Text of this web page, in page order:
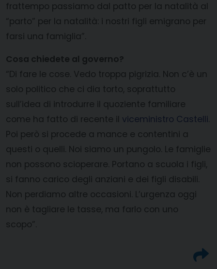
frattempo passiamo dal patto per la natalità al
“parto” per la natalità: i nostri figli emigrano per
farsi una famiglia”.
Cosa chiedete al governo?
“Di fare le cose. Vedo troppa pigrizia. Non c’è un
solo politico che ci dia torto, soprattutto
sull’idea di introdurre il quoziente familiare
come ha fatto di recente il viceministro Castelli
Poi però si procede a mance e contentini a
questi o quelli. Noi siamo un pungolo. Le famiglie
non possono scioperare. Portano a scuola i figli,
si fanno carico degli anziani e dei figli disabili.
Non perdiamo altre occasioni. L’urgenza oggi
non è tagliare le tasse, ma farlo con uno
scopo”.